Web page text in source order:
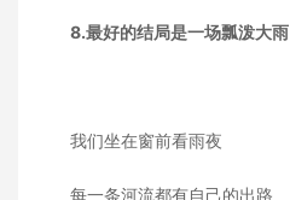
8.最好的结局是一场瓢泼大雨
我们坐在窗前看雨夜
每一条河流都有自己的出路